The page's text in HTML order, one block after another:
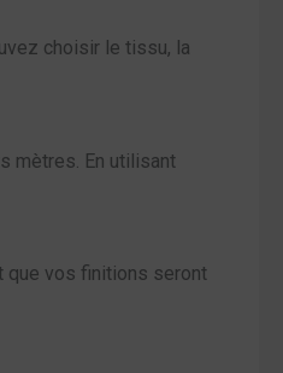
choisir le tissu, la
mètres. En utilisant
que vos finitions seront